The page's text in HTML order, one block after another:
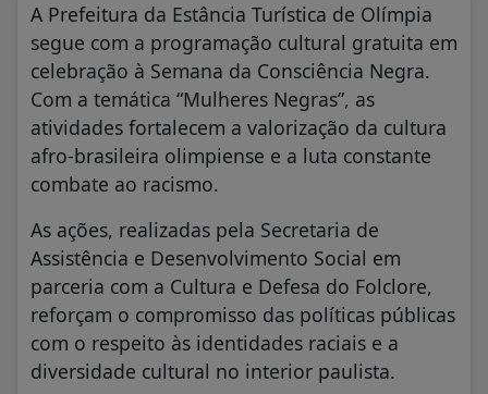
A Prefeitura da Estância Turística de Olímpia
segue com a programação cultural gratuita em
celebração à Semana da Consciência Negra.
Com a temática “Mulheres Negras”, as
atividades fortalecem a valorização da cultura
afro-brasileira olimpiense e a luta constante
combate ao racismo.
As ações, realizadas pela Secretaria de
Assistência e Desenvolvimento Social em
parceria com a Cultura e Defesa do Folclore,
reforçam o compromisso das políticas públicas
com o respeito às identidades raciais e a
diversidade cultural no interior paulista.